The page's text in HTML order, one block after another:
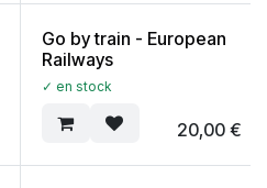
Go by train - European
Railways
✓ en stock
20,00€